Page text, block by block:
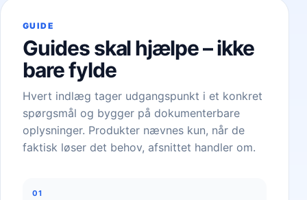
GUIDE
Guides skal hjælpe – ikke
bare fylde
Hvert indlæg tager udgangspunkt i et konkret
spørgsmål og bygger på dokumenterbare
oplysninger. Produkter nævnes kun, når de
faktisk løser det behov, afsnittet handler om.
01